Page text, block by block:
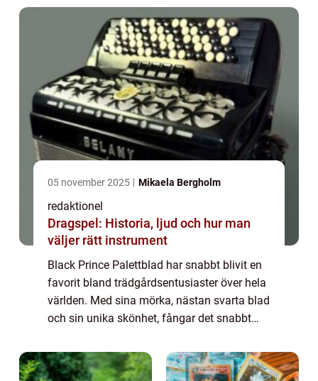
05 november 2025 Mikaela Bergholm
redaktionel
Dragspel: Historia, ljud och hur man
väljer rätt instrument
Black Prince Palettblad har snabbt blivit en
favorit bland trädgårdsentusiaster över hela
världen. Med sina mörka, nästan svarta blad
och sin unika skönhet, fångar det snabbt
det. Det är inte bara ett vackert in...